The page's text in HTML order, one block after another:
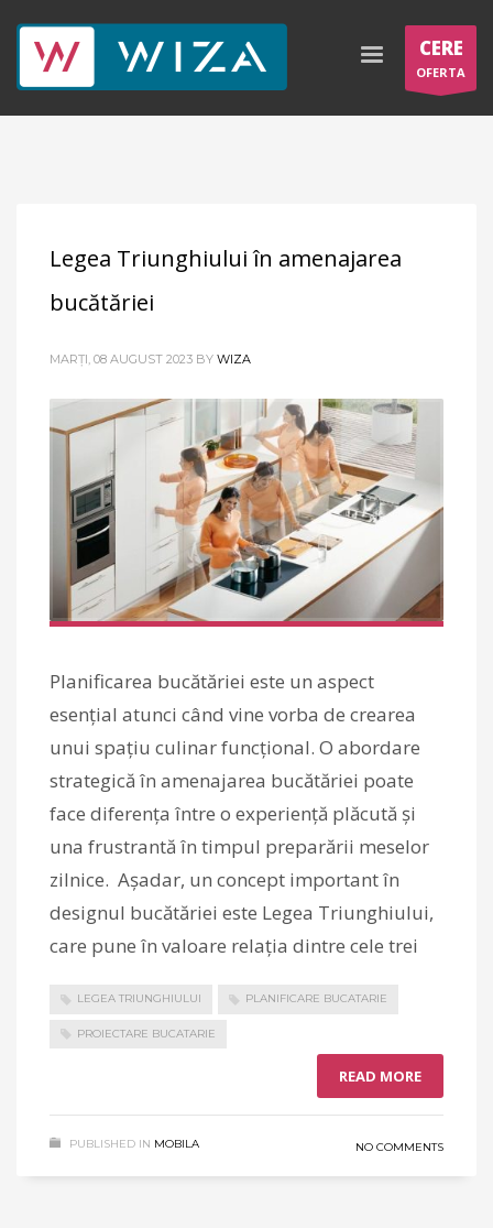
CERE
OFERTA
Legea Triunghiului în amenajarea
bucătăriei
MARȚI, 08 AUGUST 2023 BY WIZA
Planificarea bucătăriei este un aspect
esențial atunci când vine vorba de crearea
unui spațiu culinar funcțional. O abordare
strategică în amenajarea bucătăriei poate
face diferența între o experiență plăcută și
una frustrantă în timpul preparării meselor
zilnice. Așadar, un concept important în
designul bucătăriei este Legea Triunghiului,
care pune în valoare relația dintre cele trei
LEGEA TRIUNGHIULUI PLANIFICARE BUCATARIE
PROIECTARE BUCATARIE
READ MORE
PUBLISHED IN MOBILA NO COMMENTS